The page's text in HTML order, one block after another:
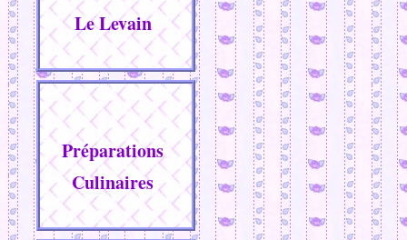
Le Levain
Préparations
Culinaires